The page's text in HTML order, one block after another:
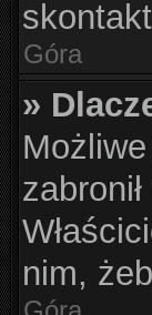
Góra
»
nim,